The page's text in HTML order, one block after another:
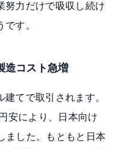
努力だけで吸収し続け
す。
コスト急増
てで取引されます。
安により、日本向け
ました。もともと日本